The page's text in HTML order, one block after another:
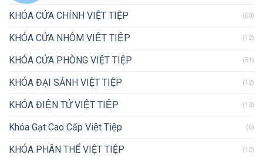
KHÓA CỬA CHÍNH VIỆT TIỆP (60)
KHÓA CỬA NHÔM VIỆT TIỆP (12)
KHÓA CỬA PHÒNG VIỆT TIỆP (51)
KHÓA ĐẠI SẢNH VIỆT TIỆP (12)
KHÓA ĐIỆN TỬ VIỆT TIỆP (13)
Khóa Gạt Cao Cấp Việt Tiệp (6)
KHÓA PHÂN THỂ VIỆT TIỆP (12)